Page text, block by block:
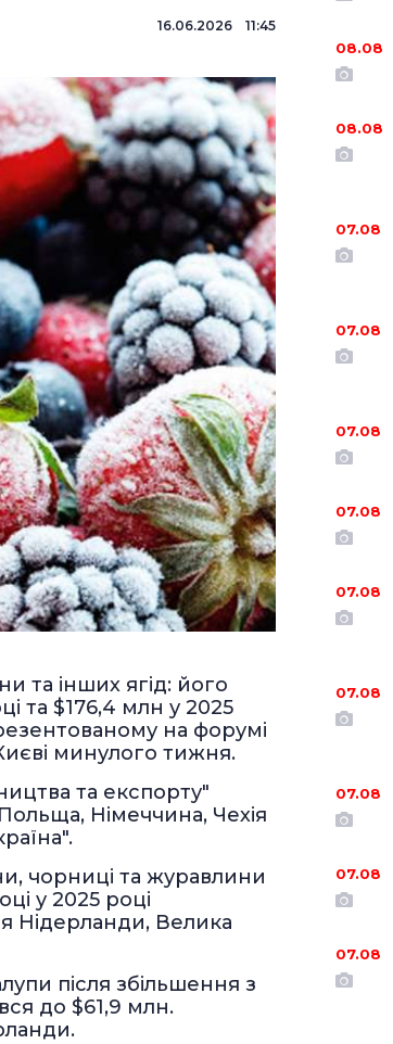
16.06.2026 11:45
та інших ягід: його
та $176,4 млн у 2025
на форумі
минулого тижня.
та експорту"
Німеччина, Чехія
чорниці та журавлини
у 2025 році
Нідерланди, Велика
після збільшення з
до $61,9 млн.
08.08
08.08
07.08
07.08
07.08
07.08
07.08
07.08
07.08
07.08
07.08